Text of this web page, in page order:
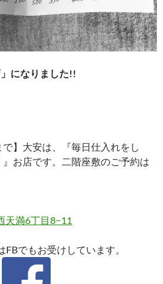
になりました!!
で】大安は、『毎日仕入れをし
お店です。二階座敷のご予約は
天満6丁目8−11
FBでもお受けしています。